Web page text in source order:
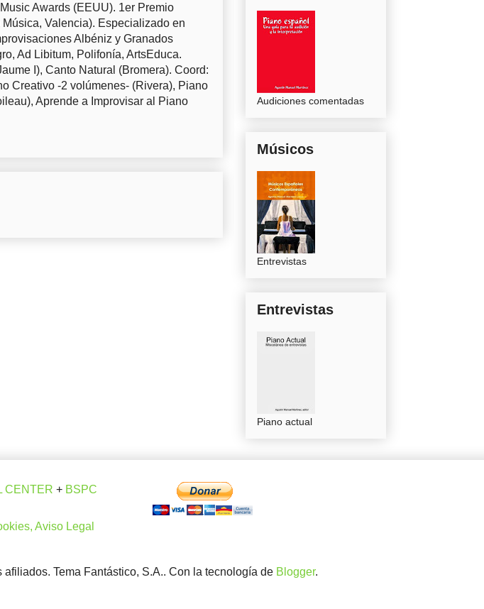
Awards (EEUU). 1er Premio
Valencia). Especializado en
Albéniz y Granados
Ad Libitum, Polifonía, ArtsEduca.
I), Canto Natural (Bromera). Coord:
Creativo -2 volúmenes- (Rivera), Piano
Aprende a Improvisar al Piano
Audiciones comentadas
Músicos
Entrevistas
Entrevistas
Piano actual
CENTER + BSPC
Aviso Legal
Tema Fantástico, S.A.. Con la tecnología de Blogger.